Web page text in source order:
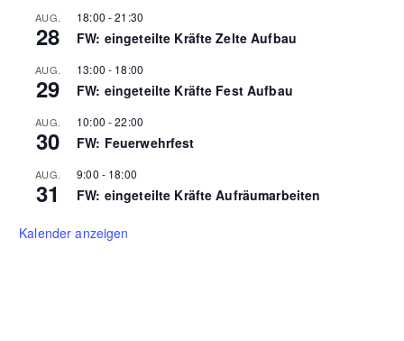
AUG.
28
18:00 -21:30
FW: eingeteilte Kräfte Zelte Aufbau
AUG.
29
13:00 - 18:00
FW: eingeteilte Kräfte Fest Aufbau
AUG.
30
10:00 -22:00
FW: Feuerwehrfest
AUG.
31
9:00 - 18:00
FW: eingeteilte Kräfte Aufräumarbeiten
Kalender anzeigen